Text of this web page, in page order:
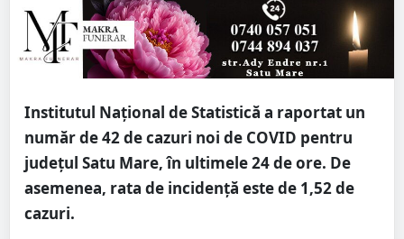
Institutul Național de Statistică a raportat un
număr de 42 de cazuri noi de COVID pentru
județul Satu Mare, în ultimele 24 de ore. De
asemenea, rata de incidență este de 1,52 de
cazuri.